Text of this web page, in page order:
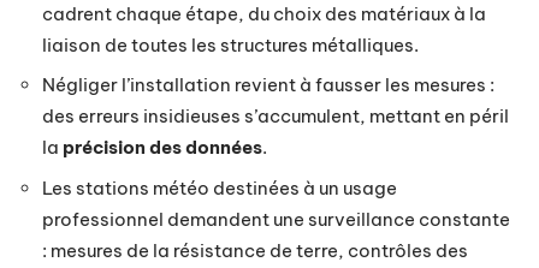
cadrent chaque étape, du choix des matériaux à la
liaison de toutes les structures métalliques.
Négliger l’installation revient à fausser les mesures :
des erreurs insidieuses s’accumulent, mettant en péril
la précision des données.
Les stations météo destinées à un usage
professionnel demandent une surveillance constante
: mesures de la résistance de terre, contrôles des